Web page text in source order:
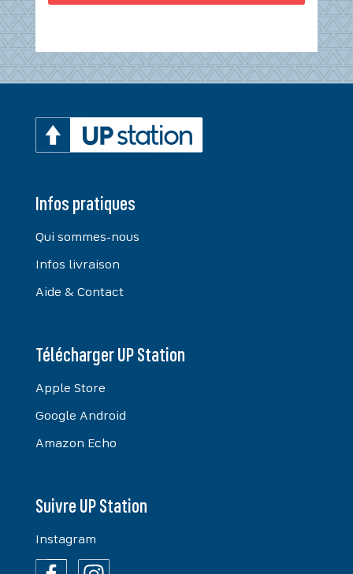
Infos pratiques
Qui sommes-nous
Infos livraison
Aide & Contact
Télécharger UP Station
Apple Store
Google Android
Amazon Echo
Suivre UP Station
Instagram